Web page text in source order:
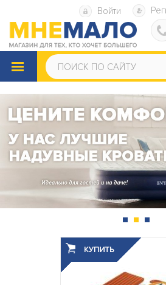
Войти
КАТАЛОГ
ТОВАРОВ